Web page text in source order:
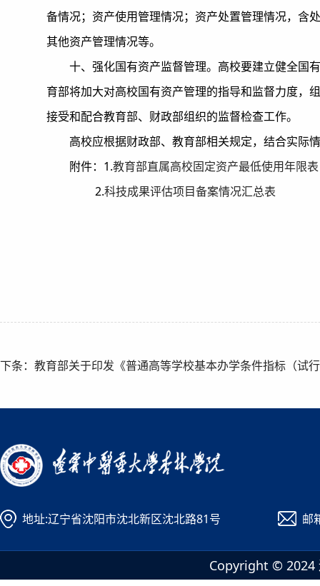
备情况；资产使用管理情况；资产处置管理情况，含
其他资产管理情况等。
十、强化国有资产监督管理。高校要建立健全国
育部将加大对高校国有资产管理的指导和监督力度，
接受和配合教育部、财政部组织的监督检查工作。
高校应根据财政部、教育部相关规定，结合实际
附件：1.教育部直属高校固定资产最低使用年限表
2.科技成果评估项目备案情况汇总表
下条：教育部关于印发《普通高等学校基本办学条件指标（试
地址:辽宁省沈阳市沈北新区沈北路81号 邮
Copyright ©